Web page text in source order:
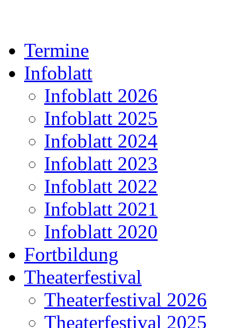
Termine
Infoblatt
Infoblatt 2026
Infoblatt 2025
Infoblatt 2024
Infoblatt 2023
Infoblatt 2022
Infoblatt 2021
Infoblatt 2020
Fortbildung
Theaterfestival
Theaterfestival 2026
Theaterfestival 2025